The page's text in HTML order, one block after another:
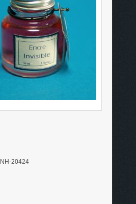
NH-20424